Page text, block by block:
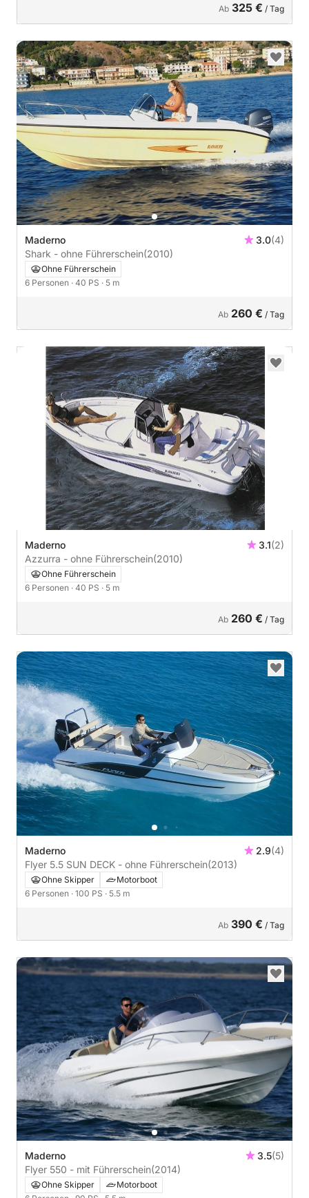
Ab 325 € / Tag
Maderno 3.0(4)
Shark - ohne Führerschein(2010)
Ohne Führerschein
6 Personen · 40 PS · 5 m
Ab 260 € / Tag
Maderno 3.1(2)
Azzurra - ohne Führerschein(2010)
Ohne Führerschein
6 Personen · 40 PS · 5 m
Ab 260 € / Tag
Maderno 2.9(4)
Flyer 5.5 SUN DECK - ohne Führerschein(2013)
Ohne Skipper
Motorboot
6 Personen · 100 PS · 5.5 m
Ab 390 € / Tag
Maderno 3.5(5)
Flyer 550 - mit Führerschein(2014)
Ohne Skipper
Motorboot